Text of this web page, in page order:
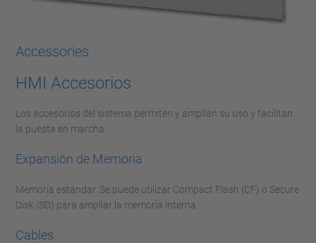
Accessories
HMI Accesorios
Los accesorios del sistema permiten y amplían su uso y facilitan
la puesta en marcha.
Expansión de Memoria
Memoria estándar. Se puede utilizar Compact Flash (CF) o Secure
Disk (SD) para ampliar la memoria interna.
Cables